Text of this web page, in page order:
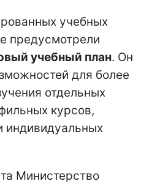
учебных
предусмотрели
учебный план. Он
для более
отдельных
курсов,
индивидуальных
Министерство